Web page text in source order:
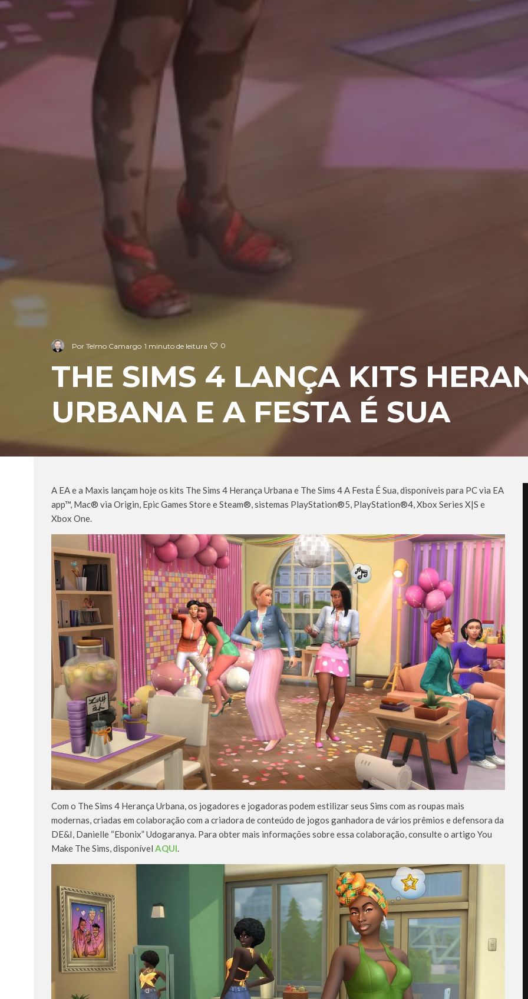
Por Telmo Camargo 1 minuto de leitura 0
THE SIMS 4 LANÇA KITS
URBANA E A FESTA É SUA
A EA e a Maxis lançam hoje os kits The Sims 4 Herança Urbana e The Sims 4 A Festa É Sua, disponíveis para PC via EA
app™, Mac® via Origin, Epic Games Store e Steam®, sistemas PlayStation®5, PlayStation®4, Xbox Series X|S e
Xbox One.
Com o The Sims 4 Herança Urbana, os jogadores e jogadoras podem estilizar seus Sims com as roupas mais
modernas, criadas em colaboração com a criadora de conteúdo de jogos ganhadora de vários prêmios e defensora da
DE&I, Danielle “Ebonix” Udogaranya. Para obter mais informações sobre essa colaboração, consulte o artigo You
Make The Sims, disponível AQUI.